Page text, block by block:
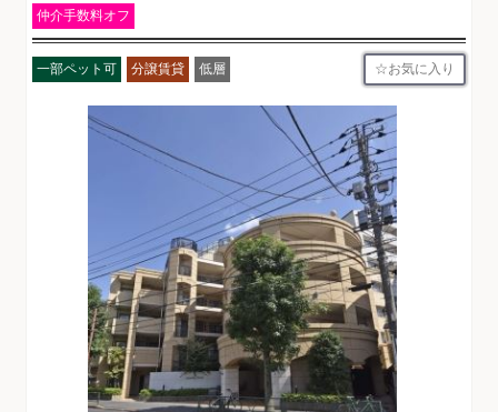
仲介手数料オフ
一部ペット可 分譲賃貸 低層 お気に入り